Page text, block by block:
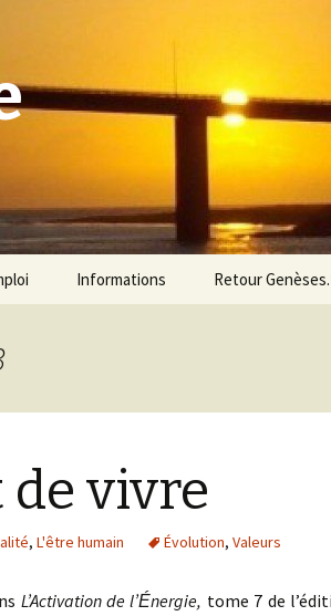
Informations Retour
de vivre
, L'être humain Évolution, Valeurs
L’Activation de l’Énergie, tome 7 de